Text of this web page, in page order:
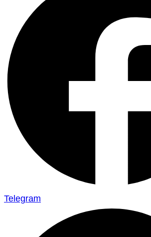
Telegram